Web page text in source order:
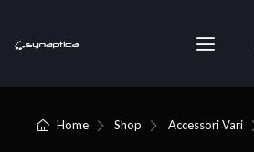
Home Shop Accessori Vari